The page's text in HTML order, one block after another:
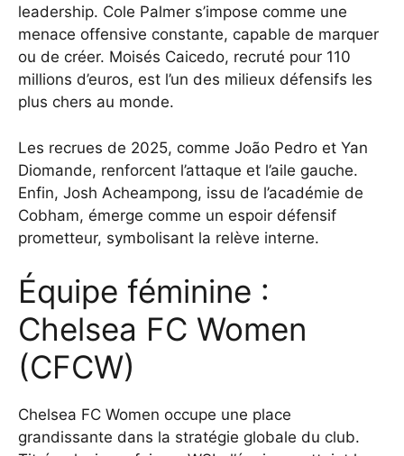
leadership. Cole Palmer s’impose comme une
menace offensive constante, capable de marquer
ou de créer. Moisés Caicedo, recruté pour 110
millions d’euros, est l’un des milieux défensifs les
plus chers au monde.
Les recrues de 2025, comme João Pedro et Yan
Diomande, renforcent l’attaque et l’aile gauche.
Enfin, Josh Acheampong, issu de l’académie de
Cobham, émerge comme un espoir défensif
prometteur, symbolisant la relève interne.
Équipe féminine :
Chelsea FC Women
(CFCW)
Chelsea FC Women occupe une place
grandissante dans la stratégie globale du club.